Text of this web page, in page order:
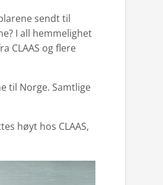
sendt til
I all hemmelighet
CLAAS og flere
til Norge. Samtlige
høyt hos CLAAS,